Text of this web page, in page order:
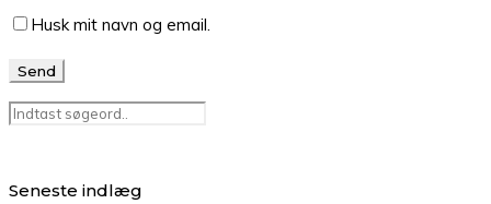
Husk mit navn og email.
Seneste indlæg